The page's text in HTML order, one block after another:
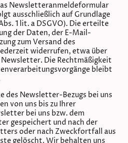
Newsletteranmeldeformular
ausschließlich auf Grundlage
1 lit. a DSGVO). Die erteilte
der Daten, der E-Mail-
zum Versand des
widerrufen, etwa über
Die Rechtmäßigkeit
bleibt
des Newsletter-Bezugs bei uns
von uns bis zu Ihrer
bei uns bzw. dem
gespeichert und nach der
oder nach Zweckfortfall aus
gelöscht. Wir behalten uns